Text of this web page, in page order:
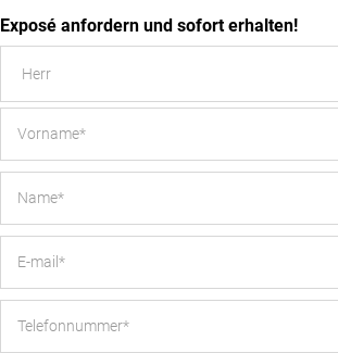
Exposé anfordern und sofort erhalten!